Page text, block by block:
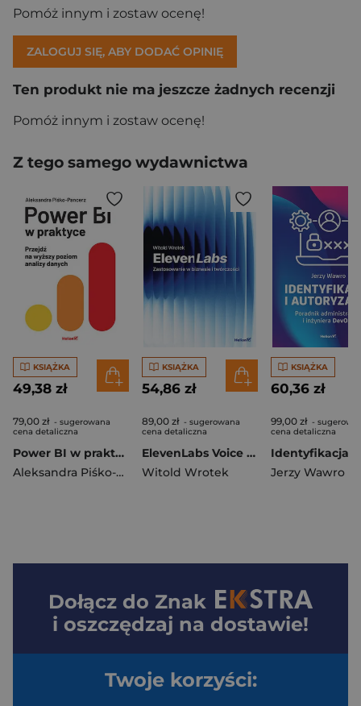
Pomóż innym i zostaw ocenę!
ZALOGUJ SIĘ, ABY DODAĆ OPINIĘ
Ten produkt nie ma jeszcze żadnych recenzji
Pomóż innym i zostaw ocenę!
Z tego samego wydawnictwa
KSIĄŻKA
49,38 zł
79,00 zł - sugerowana
cena detaliczna
Power BI w praktyce. Przejdź na wyższy poziom analizy danych
Aleksandra Piśko-Pancerz
KSIĄŻKA
54,86 zł
89,00 zł - sugerowana
cena detaliczna
ElevenLabs Voice AI. Zastosowanie w biznesie i twórczości
Witold Wrotek
KSIĄŻKA
60,36 zł
99,00 zł -
cena detaliczna
Jerzy Wawro
Dołącz do Znak
i oszczędzaj na dostawie!
Twoje korzyści: